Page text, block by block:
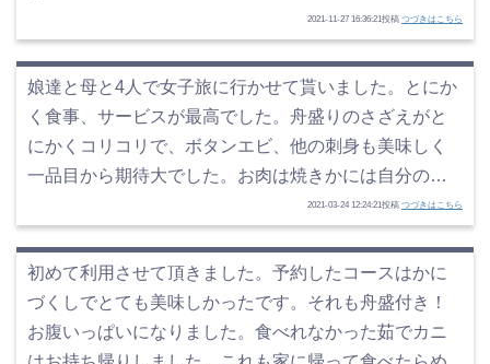
2021-11-27 16:36:21投稿 つづきはこちら
娘達と母と4人で女子旅に行かせて貰いました。とにか
く食事、サービスが最高でした。舟盛りのさざえがと
にかくコリコリで、ボタンエビ、他の刺身も美味しく
一品目から期待大でした。お肉は焼きかには自分の…
2021-03-24 12:24:21投稿 つづきはこちら
初めて利用させて頂きました。予約したコースはかに
づくしでとても美味しかったです。それも舟盛付き！
お腹いっぱいになりました。食べれなかった茹でカニ